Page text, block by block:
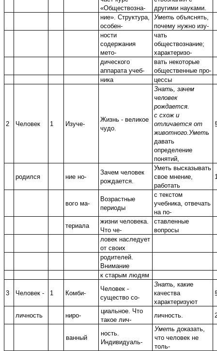
«Обществозна-
другими науками.
ние». Структура,
особен-
Уметь объяснять,
почему нужно изу-
ности
содержания
мето-
чать
обществознание;
характеризо-
дического
аппарата учеб-
вать некоторые
общественные про-
ника
цессы
2 Человек 1 Изуче-
Жизнь - великое
чудо.
Знать, зачем
человек
рождается.
с схож и
отличается от
животного.Уметь
давать
определение
понятий,
родился ние но-
Зачем человек
рождается.
Уметь высказывать
свое мнение,
работать
вого ма-
Возрастные
периоды
с текстом
учебника, отвечать
на по-
териала
жизни человека.
Что че-
ставленные
вопросы
ловек наследует
от своих
родителей.
Внимание
к старым людям
3 Человек - 1 Комби-
Человек -
существо со-
Знать, какие
качества
характеризуют
личность ниро-
циальное. Что
такое лич-
личность.
ванный
ность.
Индивидуаль-
Уметь доказать,
что человек не
толь-